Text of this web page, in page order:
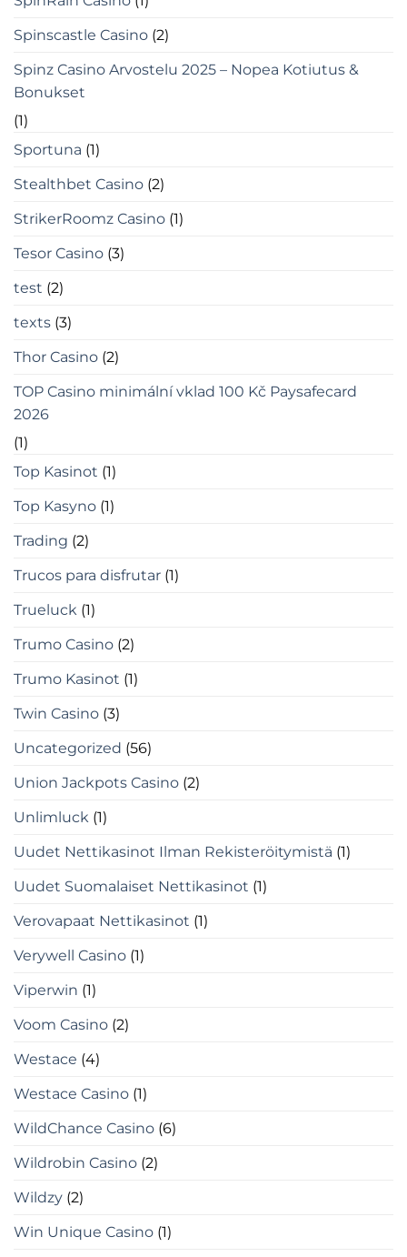
Spinscastle Casino (2)
Spinz Casino Arvostelu 2025 – Nopea Kotiutus &
Bonukset
(1)
Sportuna (1)
Stealthbet Casino (2)
StrikerRoomz Casino (1)
Tesor Casino (3)
test (2)
texts (3)
Thor Casino (2)
TOP Casino minimální vklad 100 Kč Paysafecard
2026
(1)
Top Kasinot (1)
Top Kasyno (1)
Trading (2)
Trucos para disfrutar (1)
Trueluck (1)
Trumo Casino (2)
Trumo Kasinot (1)
Twin Casino (3)
Uncategorized (56)
Union Jackpots Casino (2)
Unlimluck (1)
Uudet Nettikasinot Ilman Rekisteröitymistä (1)
Uudet Suomalaiset Nettikasinot (1)
Verovapaat Nettikasinot (1)
Verywell Casino (1)
Viperwin (1)
Voom Casino (2)
Westace (4)
Westace Casino (1)
WildChance Casino (6)
Wildrobin Casino (2)
Wildzy (2)
Win Unique Casino (1)